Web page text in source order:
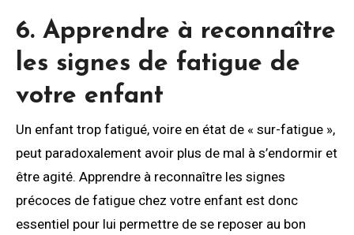
6. Apprendre à reconnaître
les signes de fatigue de
votre enfant
Un enfant trop fatigué, voire en état de « sur-fatigue »,
peut paradoxalement avoir plus de mal à s’endormir et
être agité. Apprendre à reconnaître les signes
précoces de fatigue chez votre enfant est donc
essentiel pour lui permettre de se reposer au bon